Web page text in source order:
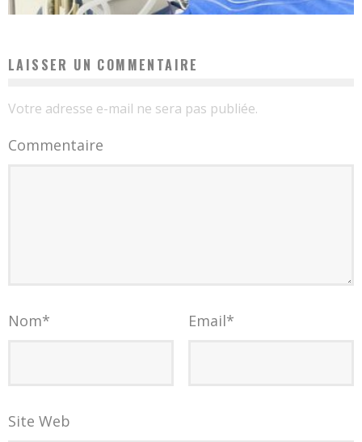
LAISSER UN COMMENTAIRE
Votre adresse e-mail ne sera pas publiée.
Commentaire
Nom* Email*
Site Web